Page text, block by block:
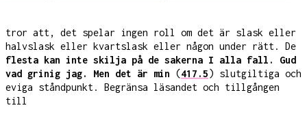
tror att, det spelar ingen roll om det är slask eller
halvslask eller kvartslask eller någon under rätt. De
flesta kan inte skilja på de sakerna I alla fall. Gud
vad grinig jag. Men det är min (417.5) slutgiltiga och
eviga ståndpunkt. Begränsa läsandet och tillgången
till